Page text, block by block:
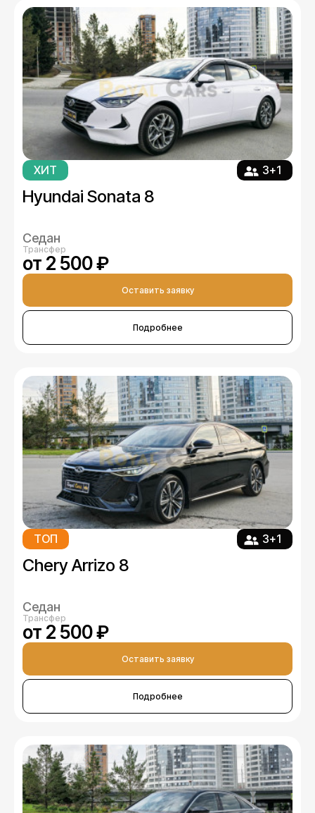
ХИТ 3+1
Hyundai Sonata 8
Седан
Трансфер
от 2 500 ₽
Оставить заявку
Подробнее
ТОП 3+1
Chery Arrizo 8
Седан
Трансфер
от 2 500 ₽
Оставить заявку
Подробнее